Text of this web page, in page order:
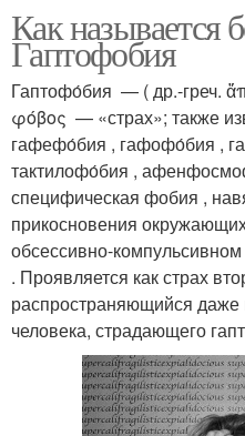
Как называется
Гаптофобия
Гаптофо́бия — ( др.-греч.
φόβος — «страх»; также
гафефо́бия , гафофо́бия ,
тактилофо́бия ,
специфическая фобия ,
прикосновения
обсессивно-
. Проявляется как страх
распространяющийся даже
человека, страдающего